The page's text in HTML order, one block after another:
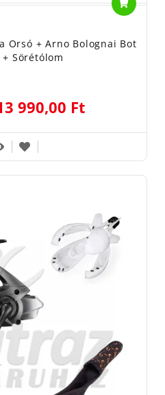
Orsó + Arno Bolognai Bot
Sörétólom
990,00 Ft